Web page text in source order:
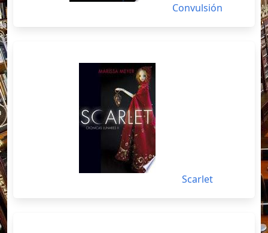
Convulsión
Scarlet